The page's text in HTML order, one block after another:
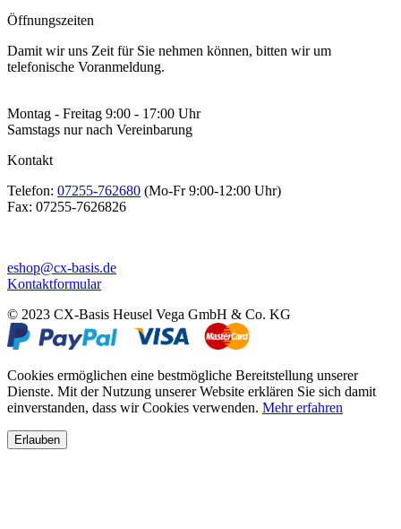
Öffnungszeiten
Damit wir uns Zeit für Sie nehmen können, bitten wir um
telefonische Voranmeldung.
Montag - Freitag 9:00 - 17:00 Uhr
Samstags nur nach Vereinbarung
Kontakt
Telefon: 07255-762680 (Mo-Fr 9:00-12:00 Uhr)
Fax: 07255-7626826
eshop@cx-basis.de
Kontaktformular
© 2023 CX-Basis Heusel Vega GmbH & Co. KG
Cookies ermöglichen eine bestmögliche Bereitstellung unserer
Dienste. Mit der Nutzung unserer Website erklären Sie sich damit
einverstanden, dass wir Cookies verwenden. Mehr erfahren
Erlauben